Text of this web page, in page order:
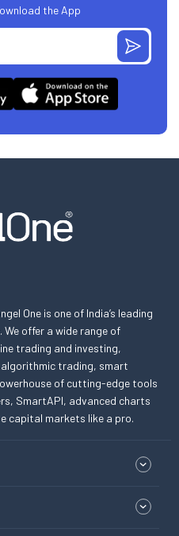
the App
One is one of India’s leading
offer a wide range of
trading and investing,
trading, smart
of cutting-edge tools
SmartAPI, advanced charts
capital markets like a pro.